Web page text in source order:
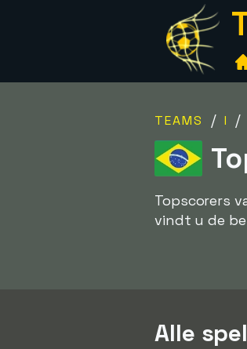
TEAMS / I /
Topscorers
vindt u de
Alle